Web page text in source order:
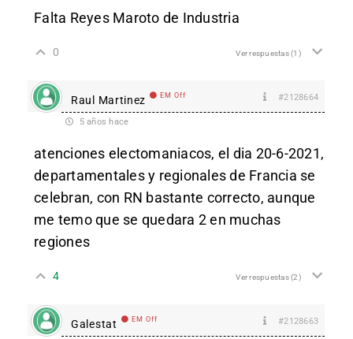
Falta Reyes Maroto de Industria
0 Ver respuestas(1)
Raul Martinez EM Off #2128664
5 años hace
atenciones electomaniacos, el dia 20-6-2021,
departamentales y regionales de Francia se
celebran, con RN bastante correcto, aunque
me temo que se quedara 2 en muchas
regiones
4 Ver respuestas(2)
Galestat EM Off #2128663